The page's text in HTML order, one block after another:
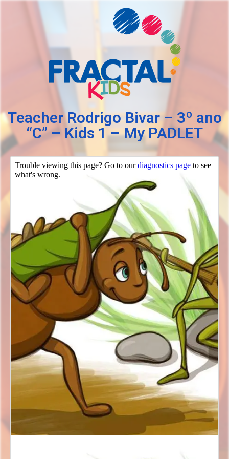
Teacher Rodrigo Bivar – 3º ano
“C” – Kids 1 – My PADLET